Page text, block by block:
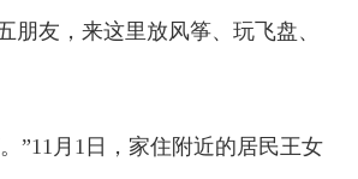
友，来这里放风筝、玩飞盘、
”11月1日，家住附近的居民王女